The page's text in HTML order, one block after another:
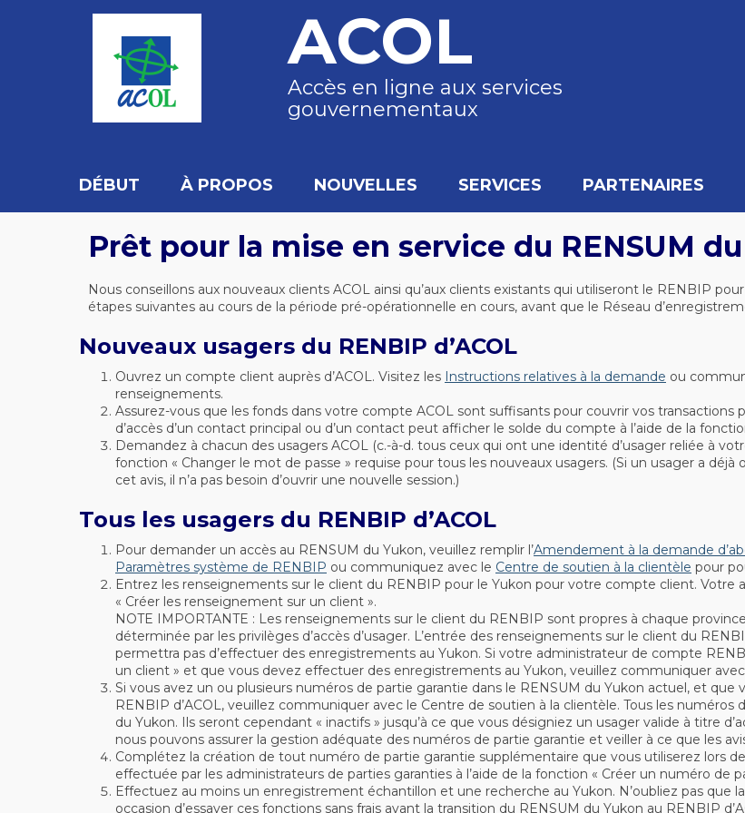
ACOL
Accès en ligne aux services
gouvernementaux
DÉBUT À PROPOS NOUVELLES SERVICES PARTENAIRES
Prêt pour la mise en service du RENSUM
Nous conseillons aux nouveaux clients ACOL ainsi qu’aux clients existants qui utiliseront le RENBIP
étapes suivantes au cours de la période pré-opérationnelle en cours, avant que le Réseau
Nouveaux usagers du RENBIP d’ACOL
Ouvrez un compte client auprès d’ACOL. Visitez les Instructions relatives à la demande ou
renseignements.
Assurez-vous que les fonds dans votre compte ACOL sont suffisants pour couvrir vos
d’accès d’un contact principal ou d’un contact peut afficher le solde du compte à l’aide de la
Demandez à chacun des usagers ACOL (c.-à-d. tous ceux qui ont une identité d’usager reliée à
fonction « Changer le mot de passe » requise pour tous les nouveaux usagers. (Si un usager a
cet avis, il n’a pas besoin d’ouvrir une nouvelle session.)
Tous les usagers du RENBIP d’ACOL
Pour demander un accès au RENSUM du Yukon, veuillez remplir l’Amendement à la demande
Paramètres système de RENBIP ou communiquez avec le Centre de soutien à la clientèle pour
Entrez les renseignements sur le client du RENBIP pour le Yukon pour votre compte client.
« Créer les renseignement sur un client ».
NOTE IMPORTANTE : Les renseignements sur le client du RENBIP sont propres à chaque
déterminée par les privilèges d’accès d’usager. L’entrée des renseignements sur le client du
permettra pas d’effectuer des enregistrements au Yukon. Si votre administrateur de compte
un client » et que vous devez effectuer des enregistrements au Yukon, veuillez communiquer
Si vous avez un ou plusieurs numéros de partie garantie dans le RENSUM du Yukon actuel, et que
RENBIP d’ACOL, veuillez communiquer avec le Centre de soutien à la clientèle. Tous les
du Yukon. Ils seront cependant « inactifs » jusqu’à ce que vous désigniez un usager valide à titre
nous pouvons assurer la gestion adéquate des numéros de partie garantie et veiller à ce que les
Complétez la création de tout numéro de partie garantie supplémentaire que vous utiliserez lors
effectuée par les administrateurs de parties garanties à l’aide de la fonction « Créer un numéro de
Effectuez au moins un enregistrement échantillon et une recherche au Yukon. N’oubliez pas que
occasion d’essayer ces fonctions sans frais avant la transition du RENSUM du Yukon au RENBIP